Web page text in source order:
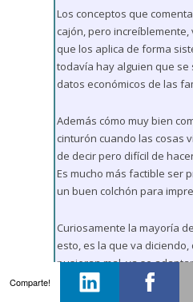
Los conceptos que
cajón, pero
que los aplica de forma
todavía hay alguien que
datos económicos de las
Además cómo muy bien
cinturón cuando las cosas
de decir pero difícil de
Es mucho más factible ser
un buen colchón para
Curiosamente la mayoría
esto, es la que va diciendo,
pusieran mal, ya se
Es como la si la gente que
Comparte!